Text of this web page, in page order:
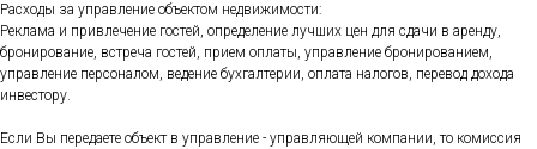
Расходы за управление объектом недвижимости:
Реклама и привлечение гостей, определение лучших цен для сдачи в аренду,
бронирование, встреча гостей, прием оплаты, управление бронированием,
управление персоналом, ведение бухгалтерии, оплата налогов, перевод дохода
инвестору.
Если Вы передаете объект в управление - управляющей компании, то комиссия